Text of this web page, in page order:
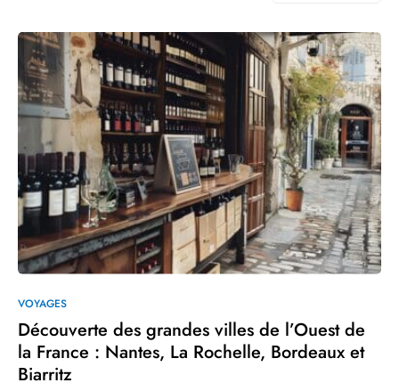
VOYAGES
Découverte des grandes villes de l’Ouest de
la France : Nantes, La Rochelle, Bordeaux et
Biarritz